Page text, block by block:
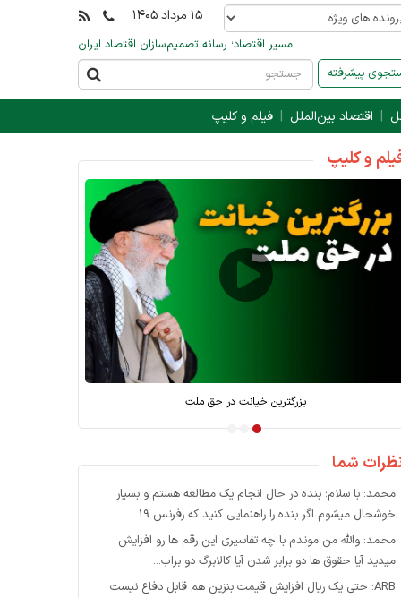
۱۵ مرداد ۱۴۰۵
مسیر اقتصاد؛ رسانه تصمیم‌سازان اقتصاد ایران
پیشرفته
اقتصاد بین‌الملل فیلم و کلیپ
و کلیپ
از جنگ؛ کارویژه بانک توسعه
شما
محمد: با سلام؛ بنده در حال انجام یک مطالعه هستم و بسیار
خوشحال میشوم اگر بنده را راهنمایی کنید که رفرنس ۱۹...
محمد: والله من موندم با چه تفاسیری این رقم ها رو افزایش
میدید آیا حقوق ها دو برابر شدن آیا کالابرگ دو براب...
ARB: حتی یک ریال افزایش قیمت بنزین هم قابل دفاع نیست